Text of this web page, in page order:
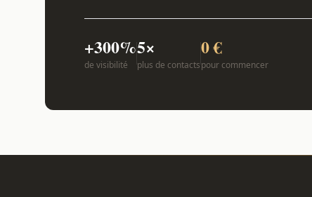
+300%
de visibilité
5×
plus de contacts
0 €
pour commencer